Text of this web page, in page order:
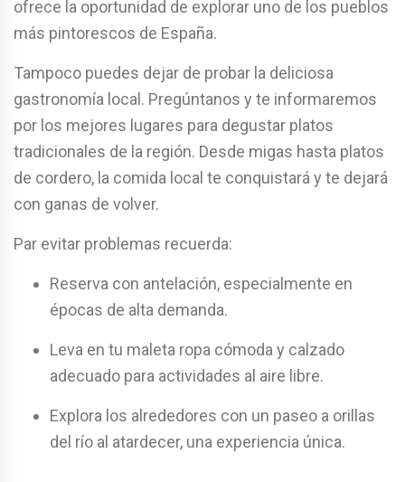
ofrece la oportunidad de explorar uno de los pueblos
más pintorescos de España.
Tampoco puedes dejar de probar la deliciosa
gastronomía local. Pregúntanos y te informaremos
por los mejores lugares para degustar platos
tradicionales de la región. Desde migas hasta platos
de cordero, la comida local te conquistará y te dejará
con ganas de volver.
Par evitar problemas recuerda:
Reserva con antelación, especialmente en
épocas de alta demanda.
Leva en tu maleta ropa cómoda y calzado
adecuado para actividades al aire libre.
Explora los alrededores con un paseo a orillas
del río al atardecer, una experiencia única.